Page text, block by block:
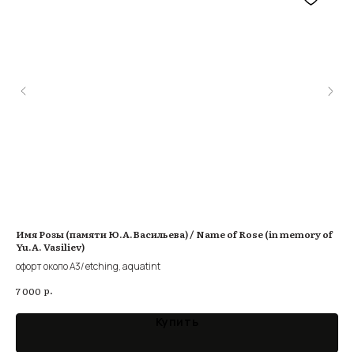
Имя Розы (памяти Ю.А.Васильева) / Name of Rose (in memory of
Yu.A. Vasiliev)
офорт около А3/ etching, aquatint
7 000 р.